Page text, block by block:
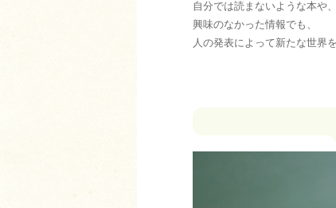
自分では読まないような本や、
興味のなかった情報でも、
人の発表によって新たな世界